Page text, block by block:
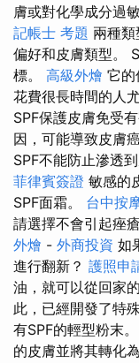
膚或對化學成分過
記帳士 考題 兩種
偏好和皮膚類型。
標。 高級外燴 它的
花費很長時間的人
SPF保護皮膚免受
因，可能導致皮膚
SPF不能防止滲透
菲律賓簽證 敏感的
SPF面霜。 台中按
請選擇不會引起痤
外燴 - 外商投資 如
進行翻新？ 護照申
油，就可以從回家
此，已經開發了特
有SPF的輕型粉末
的皮膚並將其轉化